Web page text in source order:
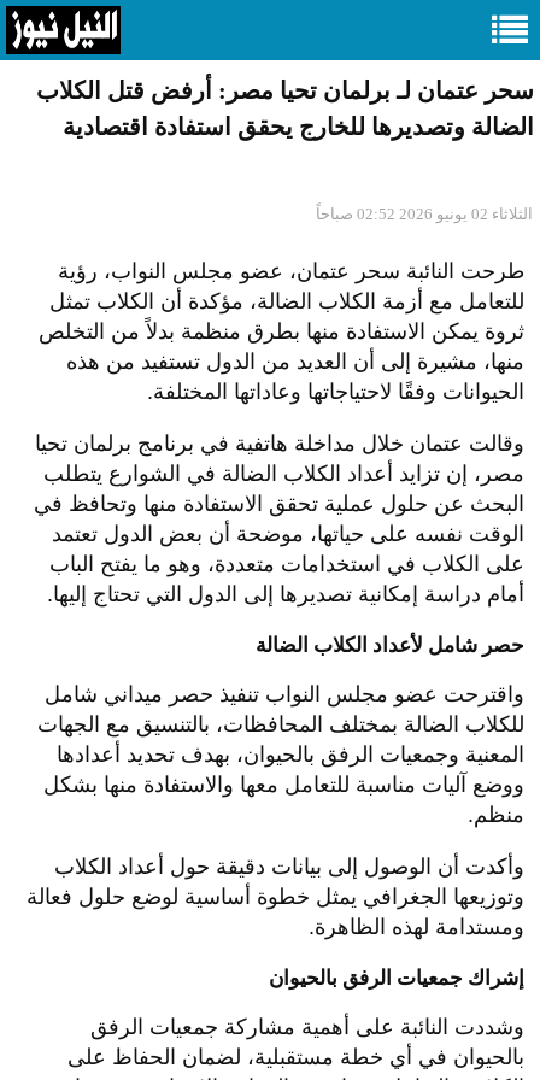
سحر عتمان لـ برلمان تحيا مصر: أرفض قتل الكلاب
الضالة وتصديرها للخارج يحقق استفادة اقتصادية
الثلاثاء 02 يونيو 2026 02:52 صباحاً
طرحت النائبة سحر عتمان، عضو مجلس النواب، رؤية
للتعامل مع أزمة الكلاب الضالة، مؤكدة أن الكلاب تمثل
ثروة يمكن الاستفادة منها بطرق منظمة بدلاً من التخلص
منها، مشيرة إلى أن العديد من الدول تستفيد من هذه
الحيوانات وفقًا لاحتياجاتها وعاداتها المختلفة.
وقالت عتمان خلال مداخلة هاتفية في برنامج برلمان تحيا
مصر، إن تزايد أعداد الكلاب الضالة في الشوارع يتطلب
البحث عن حلول عملية تحقق الاستفادة منها وتحافظ في
الوقت نفسه على حياتها، موضحة أن بعض الدول تعتمد
على الكلاب في استخدامات متعددة، وهو ما يفتح الباب
أمام دراسة إمكانية تصديرها إلى الدول التي تحتاج إليها.
حصر شامل لأعداد الكلاب الضالة
واقترحت عضو مجلس النواب تنفيذ حصر ميداني شامل
للكلاب الضالة بمختلف المحافظات، بالتنسيق مع الجهات
المعنية وجمعيات الرفق بالحيوان، بهدف تحديد أعدادها
ووضع آليات مناسبة للتعامل معها والاستفادة منها بشكل
منظم.
وأكدت أن الوصول إلى بيانات دقيقة حول أعداد الكلاب
وتوزيعها الجغرافي يمثل خطوة أساسية لوضع حلول فعالة
ومستدامة لهذه الظاهرة.
إشراك جمعيات الرفق بالحيوان
وشددت النائبة على أهمية مشاركة جمعيات الرفق
بالحيوان في أي خطة مستقبلية، لضمان الحفاظ على